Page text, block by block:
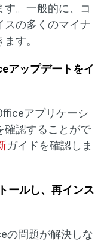
。一般的に、コ
スの多くのマイナ
す。
アップデートをイ
アプリケーシ
確認することがで
ガイドを確認しま
ールし、再インス
の問題が解決しな